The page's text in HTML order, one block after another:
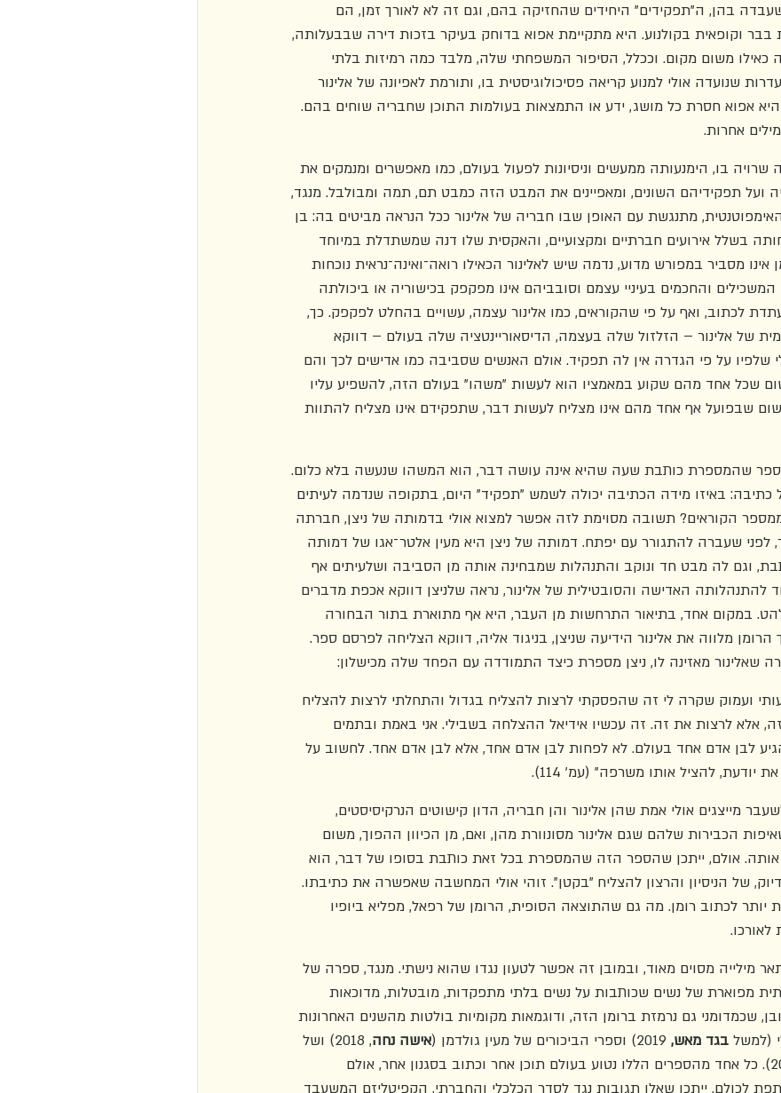
שעבדה בהן, ה"תפקידים" היחידים שהחזיקה בהם, וגם זה לא לאורך זמן, הם
בבר וקופאית בקולנוע. היא מתקיימת אפוא בדוחק בעיקר בזכות דירה שבבעלותה,
כאילו משום מקום. וככלל, הסיפור המשפחתי שלה, מלבד כמה רמיזות בלתי
שנועדה אולי למנוע קריאה פסיכולוגיסטית בו, ותורמת לאפיונה של אלינור
אפוא חסרת כל מושג, ידע או התמצאות בעולמות התוכן שחבריה שוחים בהם.
אחרות.
בו, הימנעותה ממעשים וניסיונות לפעול בעולם, כמו מאפשרים ומנמקים את
תפקידיהם השונים, ומאפיינים את המבט הזה כמבט תם, תמה ומבולבל. מנגד,
האימפוטנטית, מתנגשת עם האופן שבו חבריה של אלינור ככל הנראה מביטים בה: בן
בשלל אירועים חברתיים ומקצועיים, והאקסית שלו דנה שמשתדלת במיוחד
מסביר במפורש מדוע, נדמה שיש לאלינור הכאילו רואה־ואינה־נראית נוכחות
והחכמים בעיניי עצמם וסובביהם אינו מפקפק בכישוריה או ביכולתה
לכתוב, ואף על פי שהקוראים, כמו אלינור עצמה, עשויים בהחלט לפקפק. כך,
של אלינור – הזלזול שלה בעצמה, הדיסאוריינטציה שלה בעולם – דווקא
שלפיו על פי הגדרה אין לה תפקיד. אולם האנשים שסביבה כמו אדישים לכך והם
שכל אחד מהם שקוע במאמציו הוא לעשות "משהו" בעולם הזה, להשפיע עליו
שבפועל אף אחד מהם אינו מצליח לעשות דבר, שתפקידם אינו מצליח להתוות
שהמספרת כותבת שעה שהיא אינה עושה דבר, הוא המשהו שנעשה בלא כלום.
כתיבה: באיזו מידה הכתיבה יכולה לשמש "תפקיד" היום, בתקופה שנדמה לעיתים
הקוראים? תשובה מסוימת לזה אפשר למצוא אולי בדמותה של ניצן, חברתה
לפני שעברה להתגורר עם יפתח. דמותה של ניצן היא מעין אלטר־אגו של דמותה
וגם לה מבט חד ונוקב והתנהלות שמבחינה אותה מן הסביבה ושלעיתים אף
להתנהלותה האדישה והסובטילית של אלינור, נראה שלניצן דווקא אכפת מדברים
במקום אחד, בתיאור התרחשות מן העבר, היא אף מתוארת בתור הבחורה
מלווה את אלינור הידיעה שניצן, בניגוד אליה, דווקא הצליחה לפרסם ספר.
שאלינור מאזינה לו, ניצן מספרת כיצד התמודדה עם הפחד שלה מכישלון:
ועמוק שקרה לי זה שהפסקתי לרצות להצליח בגדול והתחלתי לרצות להצליח
אלא לרצות את זה. זה עכשיו אידיאל ההצלחה בשבילי. אני באמת ובתמים
לבן אדם אחד בעולם. לא לפחות לבן אדם אחד, אלא לבן אדם אחד. לחשוב על
להציל אותו משרפה" (עמ' 114).
מייצגים אולי אמת שהן אלינור והן חבריה, הדון קישוטים הנרקיסיסטים,
הכבירות שלהם שגם אלינור מסונוורת מהן, ואם, מן הכיוון ההפוך, משום
אותה. אולם, ייתכן שהספר הזה שהמספרת בכל זאת כותבת בסופו של דבר, הוא
של הניסיון והרצון להצליח "בקטן". זוהי אולי המחשבה שאפשרה את כתיבתו.
יותר לכתוב רומן. מה גם שהתוצאה הסופית, הרומן של רפאל, מפליא ביופיו
מילייה מסוים מאוד, ובמובן זה אפשר לטעון נגדו שהוא נישתי. מנגד, ספרה של
מפוארת של נשים שכותבות על נשים בלתי מתפקדות, מובטלות, מדוכאות
שכמדומני גם נרמזת ברומן הזה, ודוגמאות מקומיות בולטות מהשנים האחרונות
(למשל בגד מאש, 2019) וספרי הביכורים של מעין גולדמן ( אישה נחה
, 2018) ושל
, 2021). כל אחד מהספרים הללו נטוע בעולם תוכן אחר וכתוב בסגנון אחר, אולם
לכולם. ייתכן שאלו תגובות נגד לסדר הכלכלי והחברתי, הקפיטליזם המשעבד